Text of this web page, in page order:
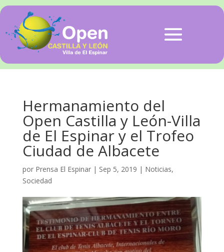
Hermanamiento del
Open Castilla y León-Villa
de El Espinar y el Trofeo
Ciudad de Albacete
por Prensa El Espinar| Sep 5, 2019 | Noticias,
Sociedad